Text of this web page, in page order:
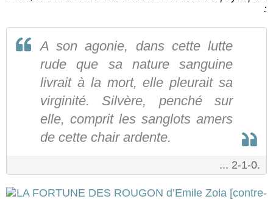
:
A son agonie, dans cette lutte
rude que sa nature sanguine
livrait à la mort, elle pleurait sa
virginité. Silvère, penché sur
elle, comprit les sanglots amers
de cette chair ardente.
... 2-1-0.